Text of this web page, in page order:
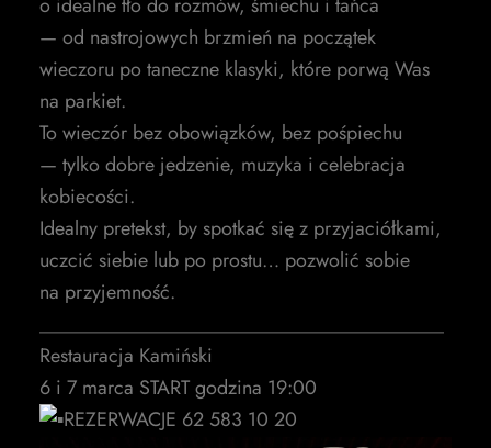
o idealne tło do rozmów, śmiechu i tańca
— od nastrojowych brzmień na początek
wieczoru po taneczne klasyki, które porwą Was
na parkiet.
To wieczór bez obowiązków, bez pośpiechu
— tylko dobre jedzenie, muzyka i celebracja
kobiecości.
Idealny pretekst, by spotkać się z przyjaciółkami,
uczcić siebie lub po prostu… pozwolić sobie
na przyjemność.
_________________________________________
Restauracja Kamiński
6 i 7 marca START godzina 19:00
REZERWACJE 62 583 10 20